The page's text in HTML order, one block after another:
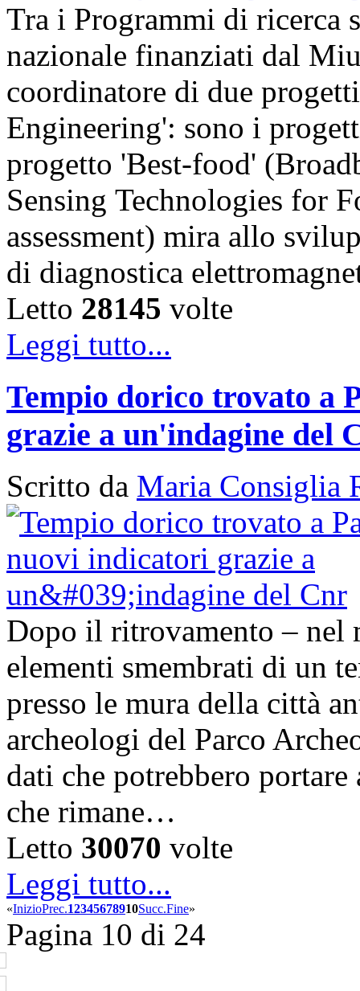
Tra i Programmi di ricerca
nazionale finanziati dal
coordinatore di due
Engineering': sono i
progetto 'Best-food'
Sensing Technologies for
assessment) mira allo
di diagnostica
Letto 28145 volte
Leggi tutto...
Tempio dorico trovato a
grazie a un'indagine del
Scritto da Maria Consiglia
Dopo il ritrovamento – nel
elementi smembrati di un
presso le mura della città
archeologi del Parco
dati che potrebbero
che rimane…
Letto 30070 volte
Leggi tutto...
«InizioPrec.12345678910Succ.Fine»
Pagina 10 di 24